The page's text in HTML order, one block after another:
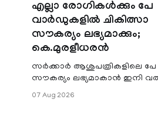
എല്ലാ രോഗികൾക്കും പേ
വാർഡുകളിൽ ചികിത്സാ
സൗകര്യം ലഭ്യമാക്കും;
കെ.മുരളീധരൻ
സർക്കാർ ആശുപത്രികളിലെ
സൗകര്യം ലഭ്യമാകാൻ ഇനി
വരുമാനം പരിഗണിക്കാതെ എല്ലാ
07 Aug 2026